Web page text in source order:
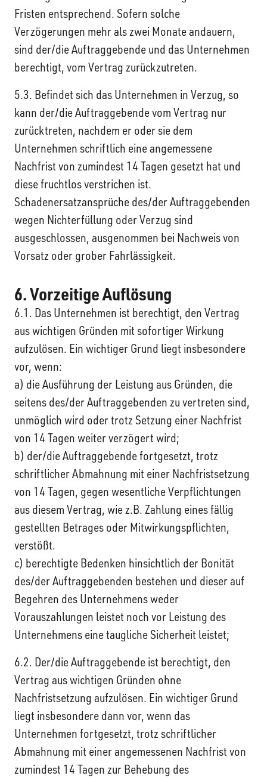
Fristen entsprechend. Sofern solche
Verzögerungen mehr als zwei Monate andauern,
sind der/die Auftraggebende und das Unternehmen
berechtigt, vom Vertrag zurückzutreten.
5.3. Befindet sich das Unternehmen in Verzug, so
kann der/die Auftraggebende vom Vertrag nur
zurücktreten, nachdem er oder sie dem
Unternehmen schriftlich eine angemessene
Nachfrist von zumindest 14 Tagen gesetzt hat und
diese fruchtlos verstrichen ist.
Schadenersatzansprüche des/der Auftraggebenden
wegen Nichterfüllung oder Verzug sind
ausgeschlossen, ausgenommen bei Nachweis von
Vorsatz oder grober Fahrlässigkeit.
6. Vorzeitige Auflösung
6.1. Das Unternehmen ist berechtigt, den Vertrag
aus wichtigen Gründen mit sofortiger Wirkung
aufzulösen. Ein wichtiger Grund liegt insbesondere
vor, wenn:
a) die Ausführung der Leistung aus Gründen, die
seitens des/der Auftraggebenden zu vertreten sind,
unmöglich wird oder trotz Setzung einer Nachfrist
von 14 Tagen weiter verzögert wird;
b) der/die Auftraggebende fortgesetzt, trotz
schriftlicher Abmahnung mit einer Nachfristsetzung
von 14 Tagen, gegen wesentliche Verpflichtungen
aus diesem Vertrag, wie z.B. Zahlung eines fällig
gestellten Betrages oder Mitwirkungspflichten,
verstößt.
c) berechtigte Bedenken hinsichtlich der Bonität
des/der Auftraggebenden bestehen und dieser auf
Begehren des Unternehmens weder
Vorauszahlungen leistet noch vor Leistung des
Unternehmens eine taugliche Sicherheit leistet;
6.2. Der/die Auftraggebende ist berechtigt, den
Vertrag aus wichtigen Gründen ohne
Nachfristsetzung aufzulösen. Ein wichtiger Grund
liegt insbesondere dann vor, wenn das
Unternehmen fortgesetzt, trotz schriftlicher
Abmahnung mit einer angemessenen Nachfrist von
zumindest 14 Tagen zur Behebung des